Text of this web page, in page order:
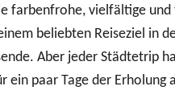
farbenfrohe, vielfältige
beliebten Reiseziel in
Aber jeder Städtetrip
ein paar Tage der Erholung